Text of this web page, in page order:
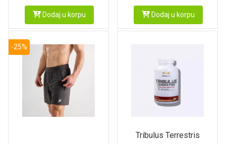
Dodaj u korpu Dodaj u korpu
-25%
Tribulus Terrestris